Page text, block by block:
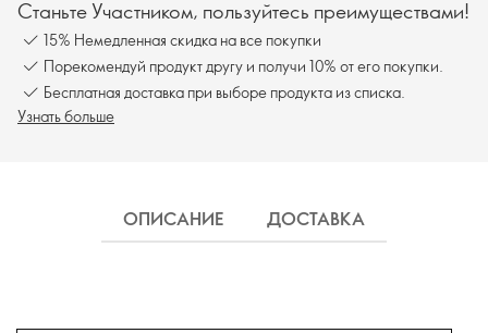
Станьте Участником, пользуйтесь преимуществами!
15% Немедленная скидка на все покупки
Порекомендуй продукт другу и получи 10% от его покупки.
Бесплатная доставка при выборе продукта из списка.
Узнать больше
ОПИСАНИЕ ДОСТАВКА